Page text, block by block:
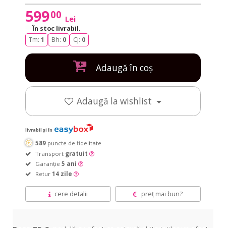
59900 Lei
În stoc livrabil.
Tm: 1 Bh: 0 Cj: 0
Adaugă în coș
Adaugă la wishlist
livrabil și în
589 puncte de fidelitate
Transport gratuit
Garanție 5 ani
Retur 14 zile
cere detalii preț mai bun?